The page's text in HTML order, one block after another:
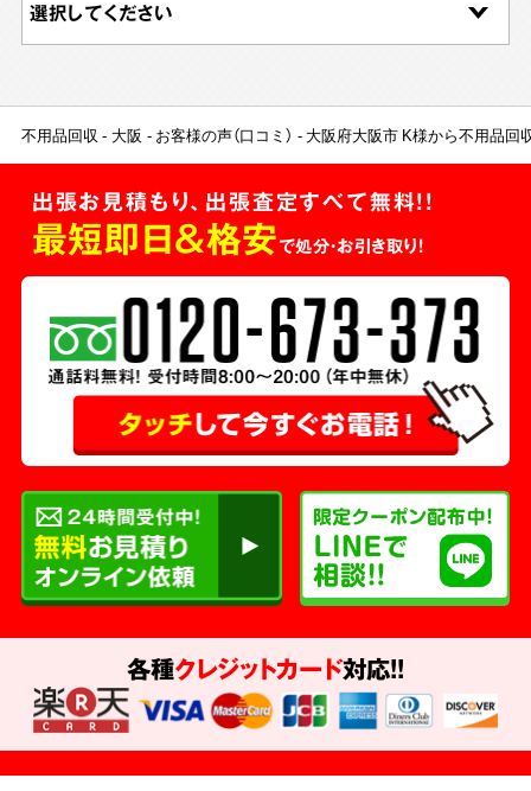
不用品回収 大阪 お客様の声（口コミ） 大阪府大阪市 K様から不用品回
出張お見積もり、出張査定すべて無料!!
最短即日＆格安で処分・お引き取り！
各種クレジットカード対応!!